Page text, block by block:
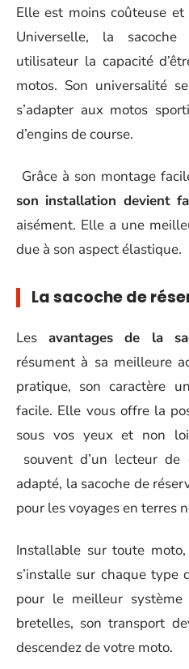
Elle est moins coûteuse
Universelle, la
utilisateur la capacité
motos. Son universalité
s’adapter aux motos
d’engins de course.
Grâce à son montage
son installation devient
aisément. Elle a une
due à son aspect élastique.
La sacoche de
Les avantages de la
résument à sa meilleure
pratique, son caractère
facile. Elle vous offre la
sous vos yeux et non
souvent d’un lecteur de
adapté, la sacoche de
pour les voyages en terres
Installable sur toute
s’installe sur chaque type
pour le meilleur
bretelles, son transport
descendez de votre moto.